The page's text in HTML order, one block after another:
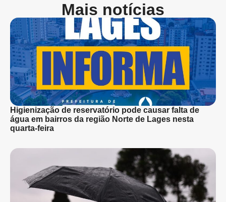
Mais notícias
Higienização de reservatório pode causar falta de
água em bairros da região Norte de Lages nesta
quarta-feira